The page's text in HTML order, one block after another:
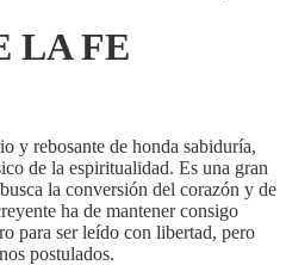
LA FE
y rebosante de honda sabiduría,
de la espiritualidad. Es una gran
la conversión del corazón y de
ha de mantener consigo
para ser leído con libertad, pero
postulados.